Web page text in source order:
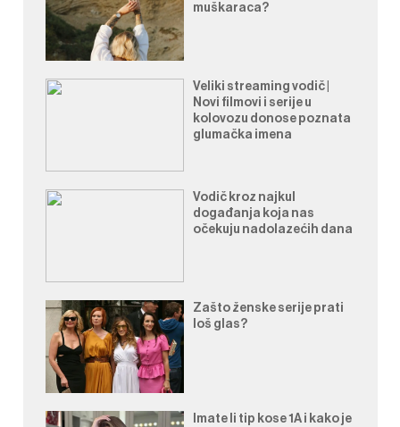
muškaraca?
Veliki streaming vodič |
Novi filmovi i serije u
kolovozu donose poznata
glumačka imena
Vodič kroz najkul
događanja koja nas
očekuju nadolazećih dana
Zašto ženske serije prati
loš glas?
Imate li tip kose 1A i kako je